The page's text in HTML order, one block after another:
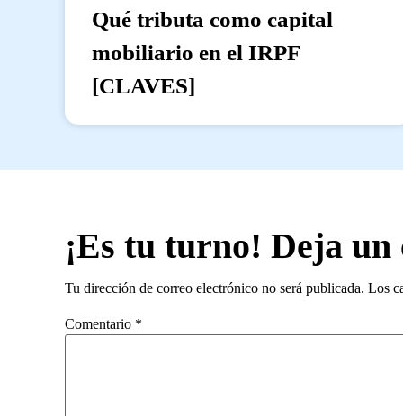
Qué tributa como capital
mobiliario en el IRPF
[CLAVES]
¡Es tu turno! Deja
Tu dirección de correo electrónico no será publicada. Los
Comentario *